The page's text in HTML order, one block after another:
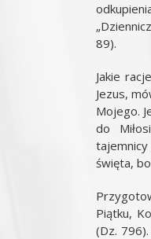
89).
Jakie
Jezus,
Mojego.
do
święta,
Piątku,
(Dz.